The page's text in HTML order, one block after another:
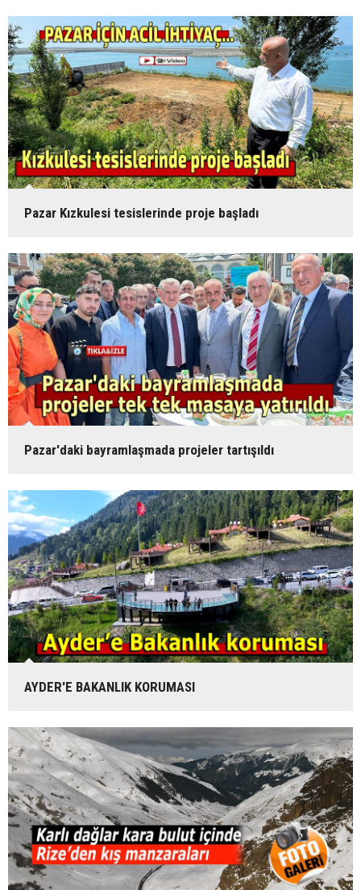
Pazar Kızkulesi tesislerinde proje başladı
Pazar'daki bayramlaşmada projeler tartışıldı
AYDER'E BAKANLIK KORUMASI